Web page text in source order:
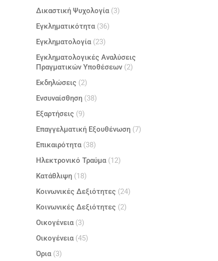
Δικαστική Ψυχολογία(3)
Εγκληματικότητα(36)
Εγκληματολογία(23)
Εγκληματολογικές Αναλύσεις
Πραγματικών Υποθέσεων (2)
Εκδηλώσεις (2)
Ενσυναίσθηση (38)
Εξαρτήσεις (9)
Επαγγελματική Εξουθένωση (7)
Επικαιρότητα(38)
Ηλεκτρονικό Τραύμα(12)
Κατάθλιψη (18)
Κοινωνικές Δεξιότητες (24)
Κοινωνικές Δεξιότητες (2)
Οικογένεια(3)
Οικογένεια(45)
Όρια(3)